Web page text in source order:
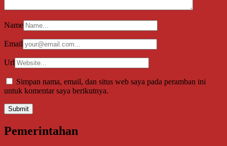
Name
Email
Url
Simpan nama, email, dan situs web saya pada peramban ini
untuk komentar saya berikutnya.
Pemerintahan